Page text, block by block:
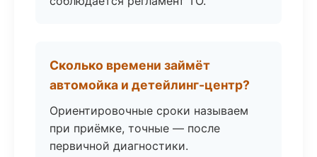
Сколько времени займёт
автомойка и детейлинг-центр?
Ориентировочные сроки называем
при приёмке, точные — после
первичной диагностики.